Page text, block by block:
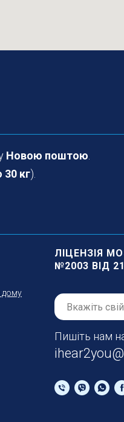
Новою поштою
30 кг).
дому
ЛІЦЕНЗІЯ
№2003 ВІД
Пишіть нам